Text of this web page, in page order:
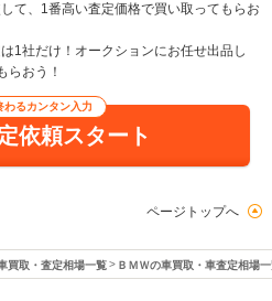
て、1番高い査定価格で買い取ってもらお
1社だけ！オークションにお任せ出品し
らおう！
わるカンタン入力
依頼スタート
ページトップへ
買取・査定相場一覧 ＢＭＷの車買取・車査定相場